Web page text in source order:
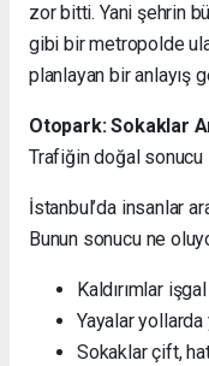
zor bitti. Yani şehrin
gibi bir metropolde
planlayan bir anlayış
Otopark: Sokaklar
Trafiğin doğal
İstanbul’da insanlar
Bunun sonucu ne
Kaldırımlar
Yayalar
Sokaklar çift,